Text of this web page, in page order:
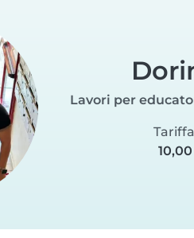
Lavori per